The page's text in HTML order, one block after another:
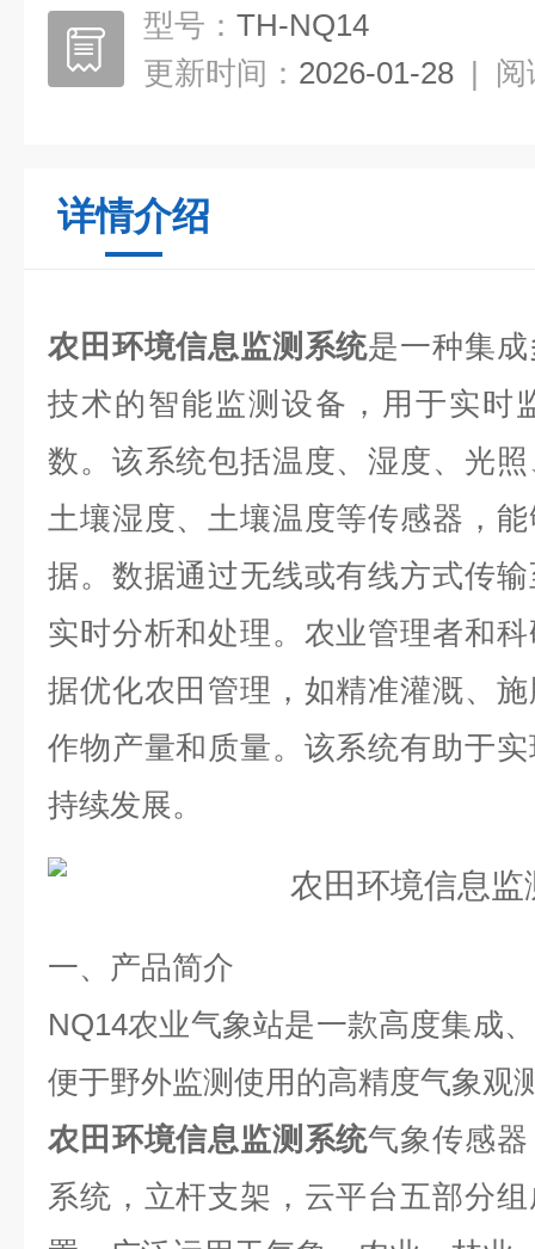
型号： TH-NQ14
更新时间： 2026-01-28 | 阅
详情介绍
农田环境信息监测系统是一种集
技术的智能监测设备，用于实时
数。该系统包括温度、湿度、光
土壤湿度、土壤温度等传感器，
据。数据通过无线或有线方式传
实时分析和处理。农业管理者和
据优化农田管理，如精准灌溉、
作物产量和质量。该系统有助于
持续发展。
一、产品简介
NQ14农业气象站是一款高度集成
便于野外监测使用的高精度气象观
农田环境信息监测系统气象传感
系统，立杆支架，云平台五部分